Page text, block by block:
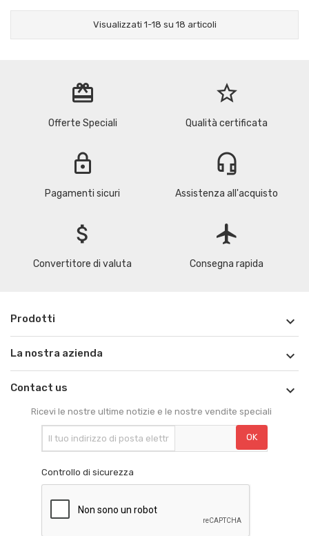
Visualizzati 1-18 su 18 articoli
redeem
Offerte Speciali
star_border
Qualità certificata
lock
Pagamenti sicuri
headset_mic
Assistenza all'acquisto
attach_money
Convertitore di valuta
flight
Consegna rapida
Prodotti 
La nostra azienda 
Contact us 
Ricevi le nostre ultime notizie e le nostre vendite speciali
Controllo di sicurezza